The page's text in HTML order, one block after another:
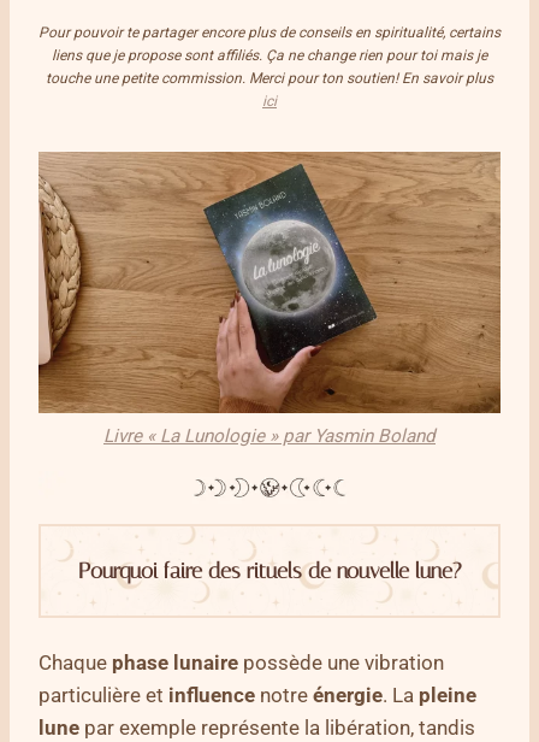
Pour pouvoir te partager encore plus de conseils en spiritualité, certains
liens que je propose sont affiliés. Ça ne change rien pour toi mais je
touche une petite commission. Merci pour ton soutien! En savoir plus
ici
Livre « La Lunologie » par Yasmin Boland
Pourquoi faire des rituels de nouvelle lune?
Chaque phase lunaire possède une vibration
particulière et influence notre énergie. La pleine
lune par exemple représente la libération, tandis